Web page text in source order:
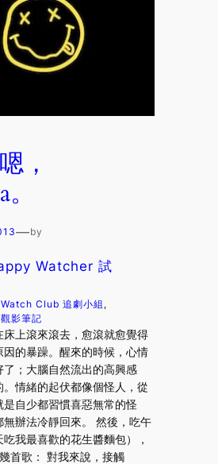
，
—by
Watcher 試
Club 追劇小組
影筆記
床上滾來滾去，愈滾就愈覺得
因的暴躁。醒來的時候，心情
了；大腦自然流出的高興感
情緒的起伏都像個怪人，從
自少都習慣喜惡無常的怪
無辦法冷靜回來。 然後，吃午
我最喜歡的花生醬麵包），
首歌： 對我來說，接觸